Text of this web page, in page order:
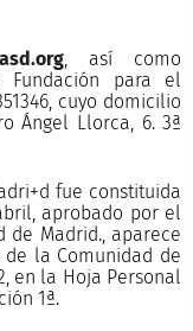
, así como
para el
cuyo domicilio
Ángel Llorca, 6. 3ª
fue constituida
aprobado por el
de Madrid., aparece
la Comunidad de
en la Hoja Personal
1ª.